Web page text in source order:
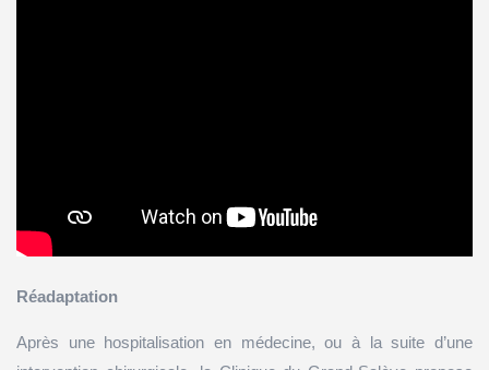
Réadaptation
Après une hospitalisation en médecine, ou à la suite d’une